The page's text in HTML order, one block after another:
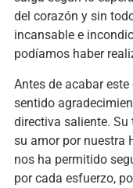
del corazón y sin
incansable e
podíamos haber
Antes de acabar
sentido
directiva saliente.
su amor por nuestra
nos ha permitido
por cada esfuerzo,